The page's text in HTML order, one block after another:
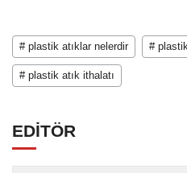
# plastik atıklar nelerdir #
# plastik atık ithalatı
EDİTÖR